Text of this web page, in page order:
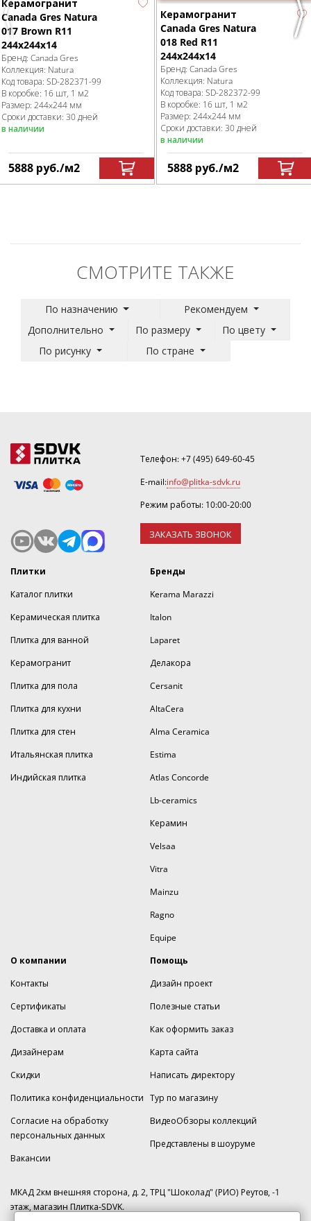
Previous
Керамогранит
Canada Gres Natura
017 Brown R11
244x244x14
Бренд: Canada Gres
Коллекция: Natura
Код товара: SD-282371-99
В коробке: 16 шт, 1 м2
Размер: 244x244 мм
Сроки доставки: 30 дней
в наличии
5888 руб./м2
Керамогранит
Canada Gres Natura
018 Red R11
244x244x14
Бренд: Canada Gres
Коллекция: Natura
Код товара: SD-282372-99
В коробке: 16 шт, 1 м2
Размер: 244x244 мм
Сроки доставки: 30 дней
в наличии
5888 руб./м2
СМОТРИТЕ ТАКЖЕ
По назначению
Рекомендуем
Дополнительно
По размеру
По цвету
По рисунку
По стране
Телефон:+7 (495) 649-60-45
E-mail:info@plitka-sdvk.ru
Режим работы: 10:00-20:00
ЗАКАЗАТЬ ЗВОНОК
Плитки
Каталог плитки
Керамическая плитка
Плитка для ванной
Керамогранит
Плитка для пола
Плитка для кухни
Плитка для стен
Итальянская плитка
Индийская плитка
Бренды
Kerama Marazzi
Italon
Laparet
Делакора
Cersanit
AltaCera
Alma Ceramica
Estima
Atlas Concorde
Lb-ceramics
Керамин
Velsaa
Vitra
Mainzu
Ragno
Equipe
О компании
Контакты
Сертификаты
Доставка и оплата
Дизайнерам
Скидки
Политика конфиденциальности
Согласие на обработку
персональных данных
Вакансии
Помощь
Дизайн проект
Полезные статьи
Как оформить заказ
Карта сайта
Написать директору
Тур по магазину
ВидеоОбзоры коллекций
Представлены в шоуруме
МКАД 2км внешняя сторона, д. 2, ТРЦ "Шоколад" (РИО) Реутов, -1
этаж, магазин Плитка-SDVK.